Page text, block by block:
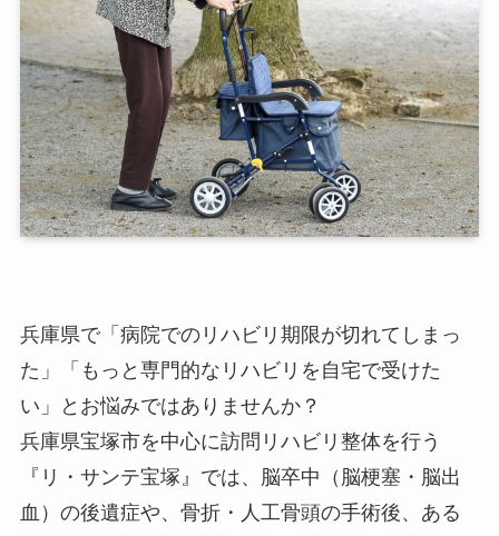
兵庫県で「病院でのリハビリ期限が切れてしまっ
た」「もっと専門的なリハビリを自宅で受けた
い」とお悩みではありませんか？
兵庫県宝塚市を中心に訪問リハビリ整体を行う
『リ・サンテ宝塚』では、脳卒中（脳梗塞・脳出
血）の後遺症や、骨折・人工骨頭の手術後、ある